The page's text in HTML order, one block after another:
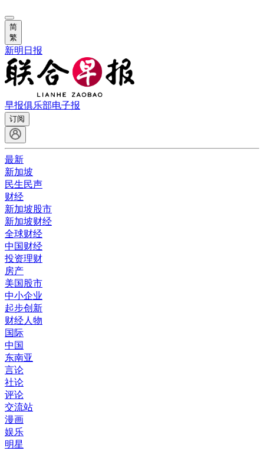
简
繁
新明日报
早报俱乐部电子报
订阅
最新
新加坡
民生民声
财经
新加坡股市
新加坡财经
全球财经
中国财经
投资理财
房产
美国股市
中小企业
起步创新
财经人物
国际
中国
东南亚
言论
社论
评论
交流站
漫画
娱乐
明星